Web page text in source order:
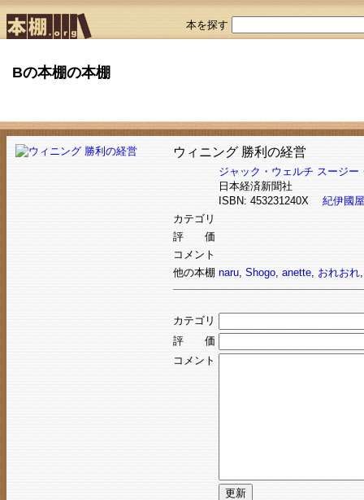
本を探す
Bの本棚の本棚
ウィニング 勝利の経営
ジャック・ウェルチ スージー
日本経済新聞社
ISBN: 453231240X 紀伊國屋
カテゴリ
評 価
コメント
他の本棚 naru, Shogo, anette, おれおれ
カテゴリ
評 価
コメント